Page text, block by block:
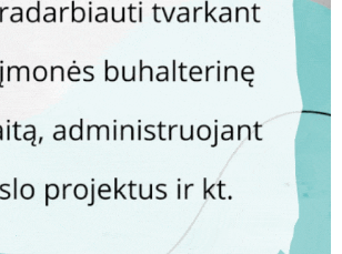
,,Jonavos autobusai"
maršrutuose galioja nevienodos